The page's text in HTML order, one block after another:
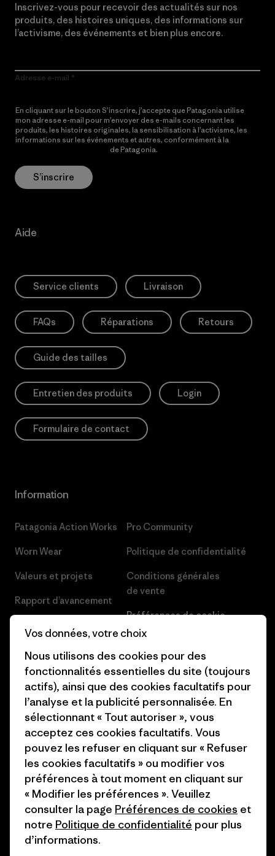
Inscrivez-vous pour recevoir des actualités sur nos
produits, des histoires uniques, des informations sur
l’activisme, des événements et bien plus encore.
Adresse e-mail
En cliquant sur le bouton S’inscrire, j’accepte que Patagonia utilise
mon adresse e-mail pour m’envoyer des e-mails concernant les
produits, les histoires originales, la sensibilisation à l’activisme, les
informations sur les événements et autres, conformément à la
de Patagonia.
S’inscrire
Aide
Service clients Livraison
FAQs Réparations Retours
Guide des tailles
Entretien des produits Login
Formulaire de contact
Information
Patagonia Action Works
Worn Wear
Valeurs et projets
Rapport d’avancement
Objectifs climatiques
1% For The Planet
Comment nous
finançons
Cartes cadeaux
Nos magasins
Pro Community
Politique de confidentialité
Conditions générales
de vente
Préférences de cookie
Carrières
Presse et media
Industry program
Programme d’affiliation
Patagonia Belgique Plan du
site
© 2026 Patagonia, Inc. All Rights Reserved.
Vos données, votre choix
Nous utilisons des cookies pour des
fonctionnalités essentielles du site (toujours
actifs), ainsi que des cookies facultatifs pour
l’analyse et la publicité personnalisée. En
sélectionnant « Tout autoriser », vous
acceptez ces cookies facultatifs. Vous
pouvez les refuser en cliquant sur « Refuser
les cookies facultatifs » ou modifier vos
préférences à tout moment en cliquant sur
« Modifier les préférences ». Veuillez
consulter la page Préférences de cookies et
notre Politique de confidentialité pour plus
d’informations.